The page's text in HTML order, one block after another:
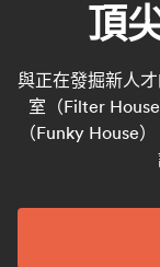
頂
與正在發掘新人
室（Filter
（Funky House